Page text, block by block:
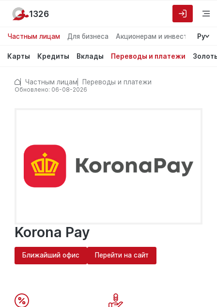
Частным лицам Для бизнеса Акционерам и инвесторам
Ру
Карты Кредиты Вклады Переводы и платежи
1326
Частным лицам Переводы и платежи
Обновлено: 06-08-2026
Korona Pay
Ближайший офис Перейти на сайт